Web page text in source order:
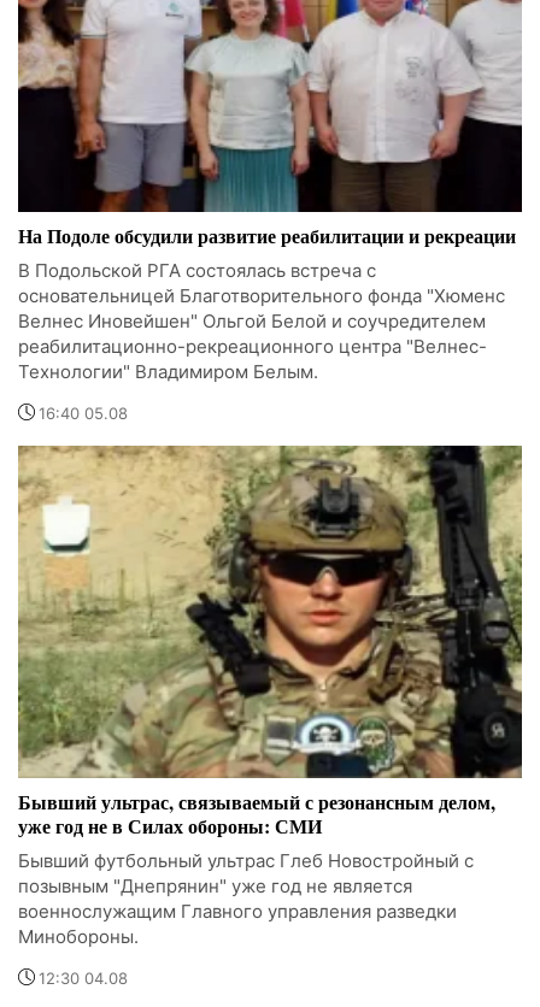
На Подоле обсудили развитие реабилитации и рекреации
В Подольской РГА состоялась встреча с
основательницей Благотворительного фонда "Хюменс
Велнес Иновейшен" Ольгой Белой и соучредителем
реабилитационно-рекреационного центра "Велнес-
Технологии" Владимиром Белым.
16:40 05.08
Бывший ультрас, связываемый с резонансным делом,
уже год не в Силах обороны: СМИ
Бывший футбольный ультрас Глеб Новостройный с
позывным "Днепрянин" уже год не является
военнослужащим Главного управления разведки
Минобороны.
12:30 04.08